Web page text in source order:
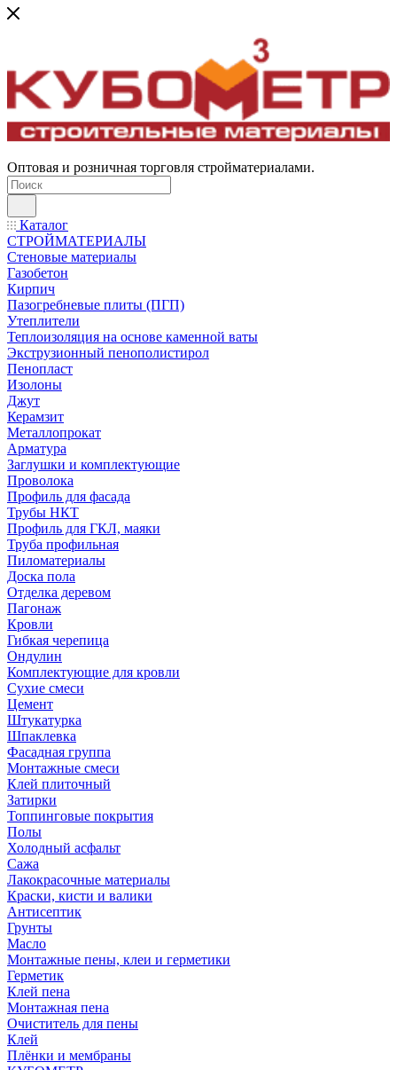
Оптовая и розничная торговля стройматериалами.
Каталог
СТРОЙМАТЕРИАЛЫ
Стеновые материалы
Газобетон
Кирпич
Пазогребневые плиты (ПГП)
Утеплители
Теплоизоляция на основе каменной ваты
Экструзионный пенополистирол
Пенопласт
Изолоны
Джут
Керамзит
Металлопрокат
Арматура
Заглушки и комплектующие
Проволока
Профиль для фасада
Трубы НКТ
Профиль для ГКЛ, маяки
Труба профильная
Пиломатериалы
Доска пола
Отделка деревом
Пагонаж
Кровли
Гибкая черепица
Ондулин
Комплектующие для кровли
Сухие смеси
Цемент
Штукатурка
Шпаклевка
Фасадная группа
Монтажные смеси
Клей плиточный
Затирки
Топпинговые покрытия
Полы
Холодный асфальт
Сажа
Лакокрасочные материалы
Краски, кисти и валики
Антисептик
Грунты
Масло
Монтажные пены, клеи и герметики
Герметик
Клей пена
Монтажная пена
Очиститель для пены
Клей
Плёнки и мембраны